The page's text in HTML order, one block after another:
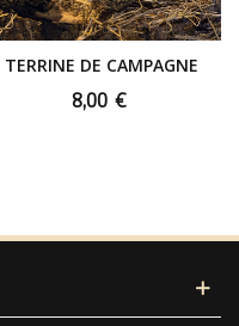
TERRINE DE CAMPAGNE
8,00 €